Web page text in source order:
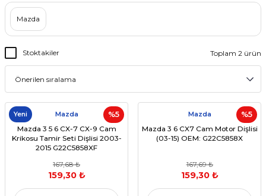
Mazda
Stoktakiler Toplam 2 ürün
%5
Yeni Mazda
Mazda 3 5 6 CX-7 CX-9 Cam
Krikosu Tamir Seti Dişlisi 2003-
2015 G22C5858XF
167,68 ₺
159,30 ₺
%5
Mazda
Mazda 3 6 CX7 Cam Motor Dişlisi
(03-15) OEM: G22C5858X
167,69 ₺
159,30 ₺